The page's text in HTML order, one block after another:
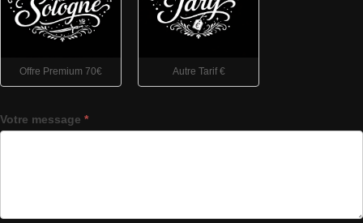
Offre Premium 70€ Autre Tarif €
Votre message *